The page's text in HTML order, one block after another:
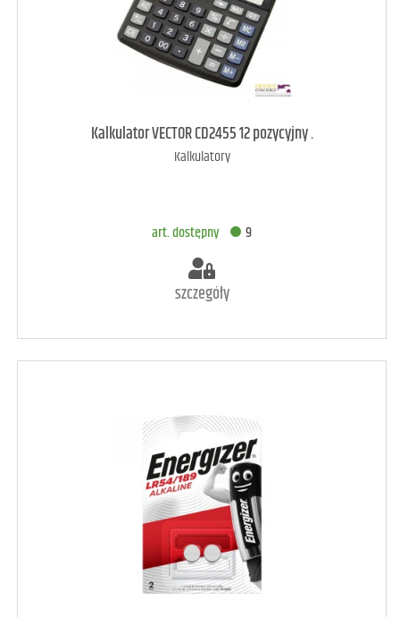
art. raczej dostępny 3
Kalkulator VECTOR CD2455 12 pozycyjny .
Kalkulatory
art. dostępny 9
szczegóły